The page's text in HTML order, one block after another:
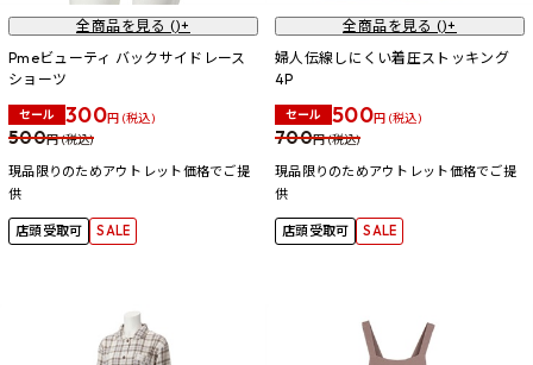
全商品を見る ()+
Pmeビューティ バックサイドレース
ショーツ
セール 300円 (税込)
500円 (税込)
現品限りのためアウトレット価格でご提
供
店頭受取可 SALE
全商品を見る ()+
婦人伝線しにくい着圧ストッキング
4P
セール 500円 (税込)
700円 (税込)
現品限りのためアウトレット価格でご提
供
店頭受取可 SALE